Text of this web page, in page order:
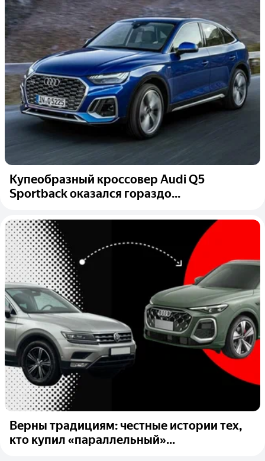
Купеобразный кроссовер Audi Q5
Sportback оказался гораздо...
Верны традициям: честные истории тех,
кто купил «параллельный»...